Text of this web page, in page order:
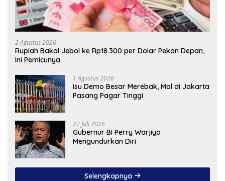
2 Agustus 2026
Rupiah Bakal Jebol ke Rp18.300 per Dolar Pekan Depan,
Ini Pemicunya
1 Agustus 2026
Isu Demo Besar Merebak, Mal di Jakarta
Pasang Pagar Tinggi
27 Juli 2026
Gubernur BI Perry Warjiyo
Mengundurkan Diri
Selengkapnya